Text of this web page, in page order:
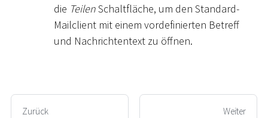
die TeilenSchaltfläche, um den Standard-
Mailclient mit einem vordefinierten Betreff
und Nachrichtentext zu öffnen.
Zurück Weiter